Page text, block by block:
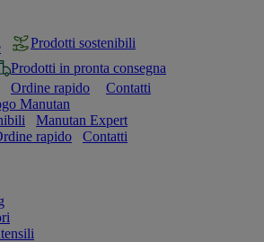
Prodotti sostenibili
Prodotti in pronta consegna
Ordine rapido Contatti
Manutan Expert
rapido
Contatti